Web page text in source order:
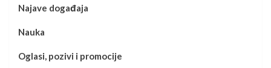
Najave događaja
Nauka
Oglasi, pozivi i promocije